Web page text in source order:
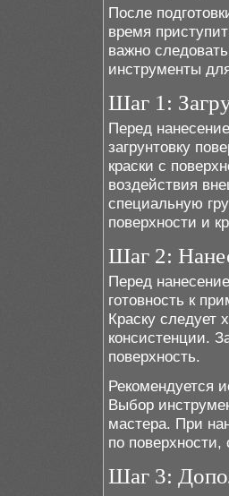
После
время
важно
инструменты
Шаг 1:
Перед
загрунтовку
краски с
воздействия
специальную
поверхности и
Шаг 2:
Перед
готовность к
Краску следует
консистенции.
поверхность.
Рекомендуется
Выбор
мастера. При
по
Шаг 3: